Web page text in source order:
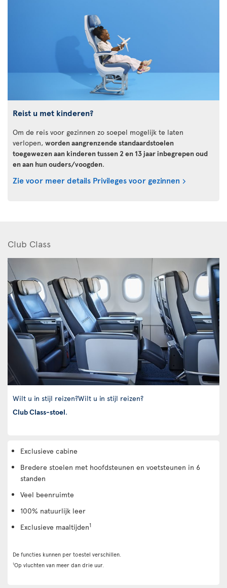
Reist u met kinderen?
Om de reis voor gezinnen zo soepel mogelijk te laten
verlopen, worden aangrenzende standaardstoelen
toegewezen aan kinderen tussen 2 en 13 jaar inbegrepen oud
en aan hun ouders/voogden.
Zie voor meer details Privileges voor gezinnen
Club Class
Wilt u in stijl reizen?Wilt u in stijl reizen?
Club Class-stoel.
Exclusieve cabine
Bredere stoelen met hoofdsteunen en voetsteunen in 6
standen
Veel beenruimte
100% natuurlijk leer
Exclusieve maaltijden1
De functies kunnen per toestel verschillen.
1Op vluchten van meer dan drie uur.